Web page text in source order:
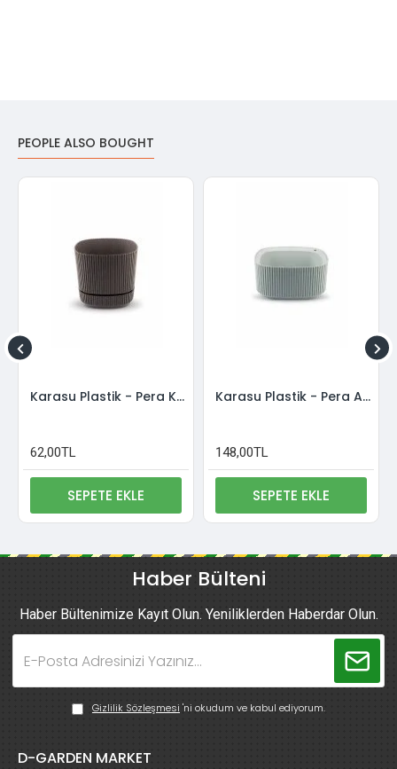
PEOPLE ALSO BOUGHT
Karasu Plastik - Pera Kare Saksı 1,2 Litre - 2 No
62,00TL
SEPETE EKLE
Karasu Plastik - Pera Aranjman Saksı 1,8 Litre - 2 No
148,00TL
SEPETE EKLE
Haber Bülteni
Haber Bültenimize Kayıt Olun. Yeniliklerden Haberdar Olun.
Gizlilik Sözleşmesi 'ni okudum ve kabul ediyorum.
D-GARDEN MARKET